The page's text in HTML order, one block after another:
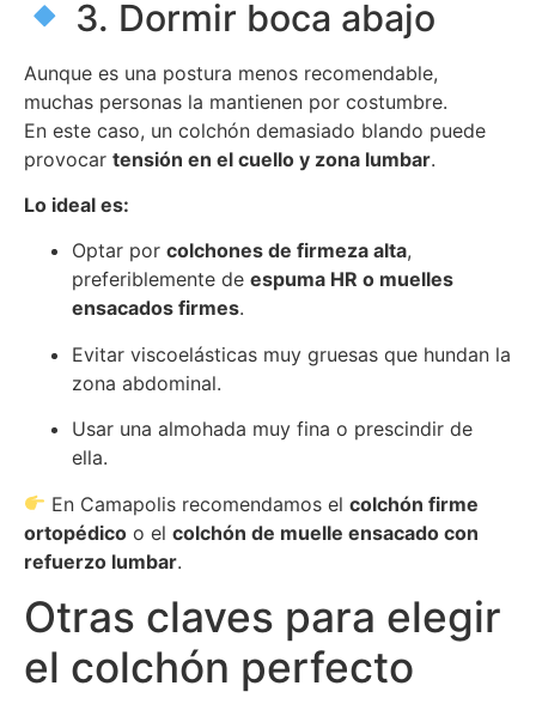
3. Dormir boca abajo
Aunque es una postura menos recomendable,
muchas personas la mantienen por costumbre.
En este caso, un colchón demasiado blando puede
provocar tensión en el cuello y zona lumbar.
Lo ideal es:
Optar por colchones de firmeza alta,
preferiblemente de espuma HR o muelles
ensacados firmes.
Evitar viscoelásticas muy gruesas que hundan la
zona abdominal.
Usar una almohada muy fina o prescindir de
ella.
En Camapolis recomendamos elcolchón firme
ortopédico o el colchón de muelle ensacado con
refuerzo lumbar.
Otras claves para elegir
el colchón perfecto